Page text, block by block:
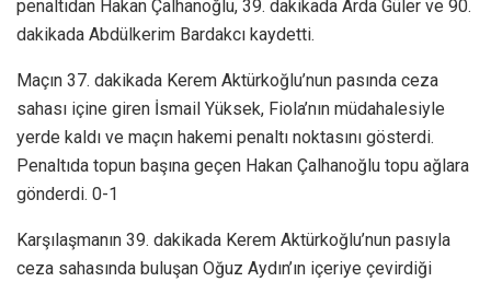
penaltıdan Hakan Çalhanoğlu, 39. dakikada Arda Güler ve 90.
dakikada Abdülkerim Bardakcı kaydetti.
Maçın 37. dakikada Kerem Aktürkoğlu’nun pasında ceza
sahası içine giren İsmail Yüksek, Fiola’nın müdahalesiyle
yerde kaldı ve maçın hakemi penaltı noktasını gösterdi.
Penaltıda topun başına geçen Hakan Çalhanoğlu topu ağlara
gönderdi. 0-1
Karşılaşmanın 39. dakikada Kerem Aktürkoğlu’nun pasıyla
ceza sahasında buluşan Oğuz Aydın’ın içeriye çevirdiği